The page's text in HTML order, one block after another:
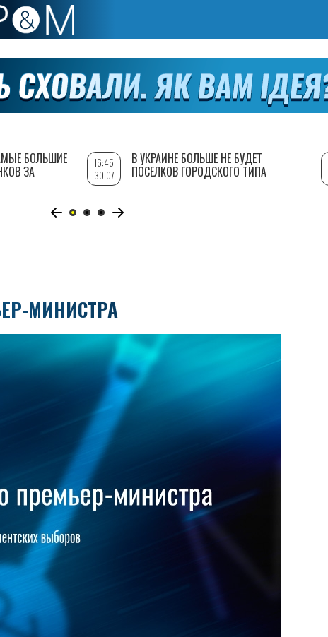
МИНИСТРА
БОЛЬШИЕ
ЗА
16:45
30.07
В УКРАИНЕ БОЛЬШЕ НЕ БУДЕТ
ПОСЕЛКОВ ГОРОДСКОГО ТИПА